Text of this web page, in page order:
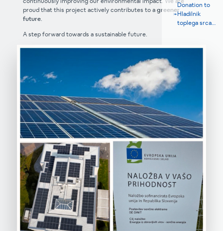
proud that this project actively contributes to agreener
future.
A step forward towards a sustainable future.
Donation to
Hladilnik
toplega srca